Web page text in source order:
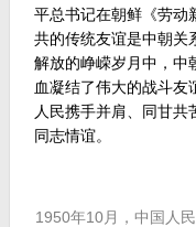
平总书记在朝鲜《劳动
共的传统友谊是中朝关
解放的峥嵘岁月中，中
血凝结了伟大的战斗友
人民携手并肩、同甘
同志情谊。
1950年10月，中国人